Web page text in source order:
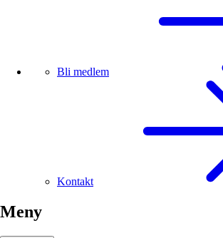
Bli medlem
Kontakt
Meny